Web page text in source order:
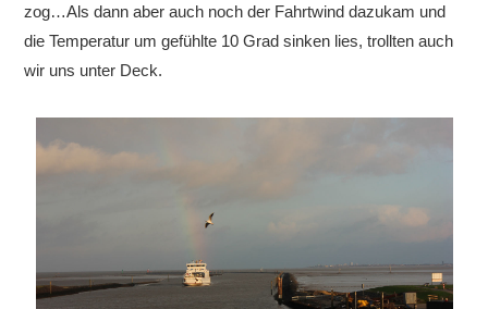
zog…Als dann aber auch noch der Fahrtwind dazukam und
die Temperatur um gefühlte 10 Grad sinken lies, trollten auch
wir uns unter Deck.